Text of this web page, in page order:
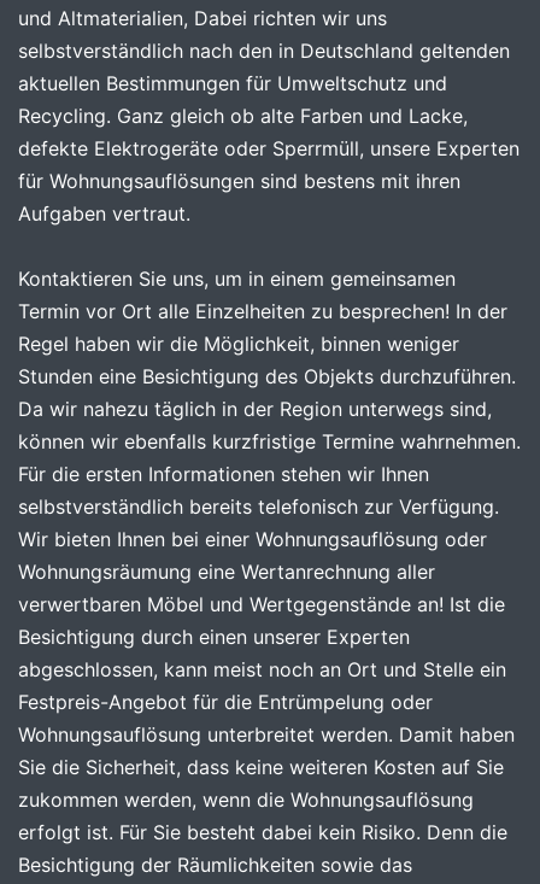
und Altmaterialien, Dabei richten wir uns
selbstverständlich nach den in Deutschland geltenden
aktuellen Bestimmungen für Umweltschutz und
Recycling. Ganz gleich ob alte Farben und Lacke,
defekte Elektrogeräte oder Sperrmüll, unsere Experten
für Wohnungsauflösungen sind bestens mit ihren
Aufgaben vertraut.
Kontaktieren Sie uns, um in einem gemeinsamen
Termin vor Ort alle Einzelheiten zu besprechen! In der
Regel haben wir die Möglichkeit, binnen weniger
Stunden eine Besichtigung des Objekts durchzuführen.
Da wir nahezu täglich in der Region unterwegs sind,
können wir ebenfalls kurzfristige Termine wahrnehmen.
Für die ersten Informationen stehen wir Ihnen
selbstverständlich bereits telefonisch zur Verfügung.
Wir bieten Ihnen bei einer Wohnungsauflösung oder
Wohnungsräumung eine Wertanrechnung aller
verwertbaren Möbel und Wertgegenstände an! Ist die
Besichtigung durch einen unserer Experten
abgeschlossen, kann meist noch an Ort und Stelle ein
Festpreis-Angebot für die Entrümpelung oder
Wohnungsauflösung unterbreitet werden. Damit haben
Sie die Sicherheit, dass keine weiteren Kosten auf Sie
zukommen werden, wenn die Wohnungsauflösung
erfolgt ist. Für Sie besteht dabei kein Risiko. Denn die
Besichtigung der Räumlichkeiten sowie das